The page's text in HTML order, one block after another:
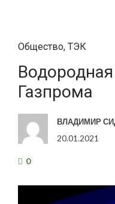
Общество, ТЭК
Газпрома
ВЛАДИМИР
20.01.2021
0